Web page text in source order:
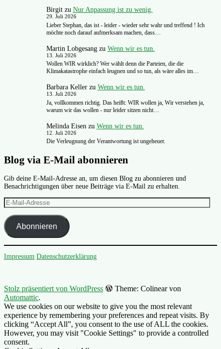
Birgitzu Nur Anpassung ist zu wenig.
29. Juli 2026
Lieber Stephan, das ist - leider - wieder sehr wahr und treffend ! Ich
möchte noch darauf aufmerksam machen, dass…
Martin Lobgesangzu Wenn wir es tun.
13. Juli 2026
Wollen WIR wirklich? Wer wählt denn die Parteien, die die
Klimakatastrophe einfach leugnen und so tun, als wäre alles im…
Barbara Kellerzu Wenn wir es tun.
13. Juli 2026
Ja, vollkommen richtig. Das heißt: WIR wollen ja, Wir verstehen ja,
warum wir das wollen - nur leider sitzen nicht…
Melinda Eisen zu Wenn wir es tun.
12. Juli 2026
Die Verleugnung der Verantwortung ist ungeheuer.
Blog via E-Mail abonnieren
Gib deine E-Mail-Adresse an, um diesen Blog zu abonnieren und
Benachrichtigungen über neue Beiträge via E-Mail zu erhalten.
E-
Mail-
Adresse
Abonnieren
Impressum Datenschutzerklärung
Stolz präsentiert von WordPress
Theme: Colinear von
Automattic.
We use cookies on our website to give you the most relevant
experience by remembering your preferences and repeat visits. By
clicking “Accept All”, you consent to the use of ALL the cookies.
However, you may visit "Cookie Settings" to provide a controlled
consent.